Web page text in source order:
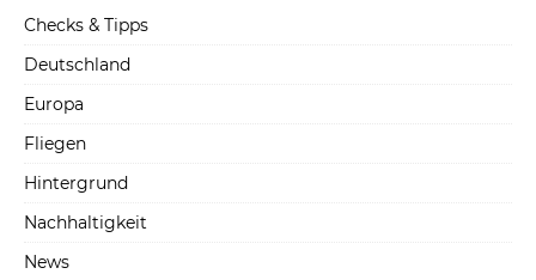
Checks & Tipps
Deutschland
Europa
Fliegen
Hintergrund
Nachhaltigkeit
News